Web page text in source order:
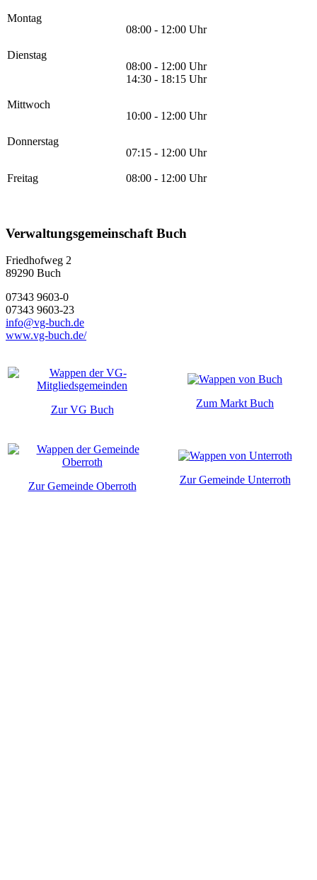
Montag
08:00 - 12:00 Uhr
Dienstag
08:00 - 12:00 Uhr
14:30 - 18:15 Uhr
Mittwoch
10:00 - 12:00 Uhr
Donnerstag
07:15 - 12:00 Uhr
Freitag 08:00 - 12:00 Uhr
Verwaltungsgemeinschaft Buch
Friedhofweg 2
89290 Buch
07343 9603-0
07343 9603-23
info@vg-buch.de
www.vg-buch.de/
Zur VG Buch
Zum Markt Buch
Zur Gemeinde Oberroth
Zur Gemeinde Unterroth